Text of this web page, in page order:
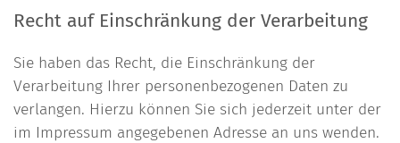
Recht auf Einschränkung der Verarbeitung
Sie haben das Recht, die Einschränkung der
Verarbeitung Ihrer personenbezogenen Daten zu
verlangen. Hierzu können Sie sich jederzeit unter der
im Impressum angegebenen Adresse an uns wenden.